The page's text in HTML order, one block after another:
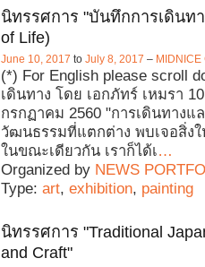
นิทรรศการ "บันทึกการเดินทา
of Life)
June 10, 2017 to July 8, 2017 – MIDNICE
(*) For English please scroll
เดินทาง โดย เอกภัทร์ เหมรา
กรกฏาคม 2560 "การเดินทางแ
วัฒนธรรมที่แตกต่าง พบเจอสิ่ง
ในขณะเดียวกัน เราก็ได้เ…
Organized by NEWS
Type: art, exhibition, painting
นิทรรศการ "Traditional
and Craft"